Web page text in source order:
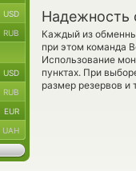
Надежность
Каждый из
при этом команда
Использование
пунктах. При
размер резервов и
USD
RUB
USD
RUB
EUR
UAH